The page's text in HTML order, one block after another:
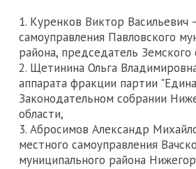
1. Куренков Виктор Васильевич
самоуправления Павловского
района, председатель Земского
2. Щетинина Ольга
аппарата фракции партии
Законодательном собрании
области,
3. Абросимов Александр
местного самоуправления
муниципального района